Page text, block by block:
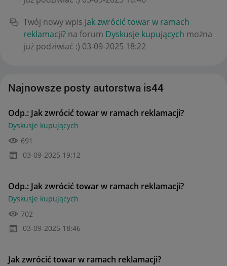
Twój nowy wpis Jak zwrócić towar w ramach
reklamacji? na forum Dyskusje kupujących można
już podziwiać :) ‎03-09-2025 18:22
Najnowsze posty autorstwa is44
Odp.: Jak zwrócić towar w ramach reklamacji?
Dyskusje kupujących
691
‎03-09-2025 19:12
Odp.: Jak zwrócić towar w ramach reklamacji?
Dyskusje kupujących
702
‎03-09-2025 18:46
Jak zwrócić towar w ramach reklamacji?